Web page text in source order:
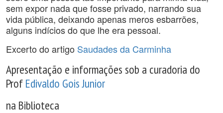
sem expor nada que fosse privado, narrando sua
vida pública, deixando apenas meros esbarrões,
alguns indícios do que lhe era pessoal.
Excerto do artigo Saudades da Carminha
Apresentação e informações sob a curadoria do
Prof Edivaldo Gois Junior
na Biblioteca